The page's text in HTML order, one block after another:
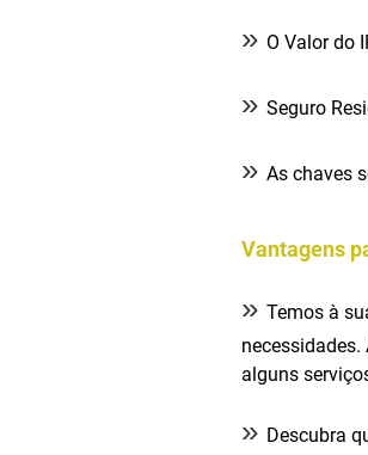
» O Valor do
» Seguro
» As chaves
Vantagens
» Temos à
alguns
» Descubra